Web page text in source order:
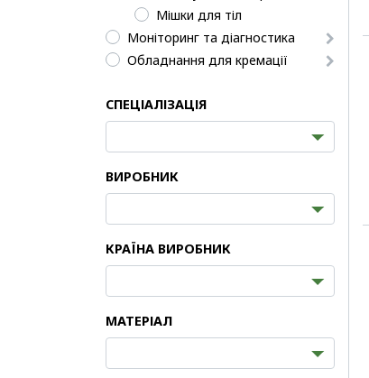
Мішки для тіл
Моніторинг та діагностика
Обладнання для кремації
СПЕЦІАЛІЗАЦІЯ
ВИРОБНИК
КРАЇНА ВИРОБНИК
МАТЕРІАЛ